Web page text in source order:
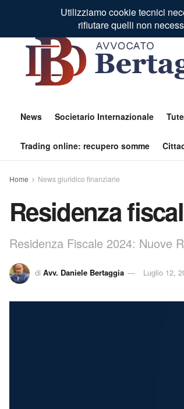
Residenza Fiscale Estero
Profilo Autore
News Societario Internazionale
Trading online: recupero somme
Home News giuridico finanziarie
Residenza
Residenza Fiscale 2024: Nuove
di Avv. Daniele Bertaggia Luglio 12,